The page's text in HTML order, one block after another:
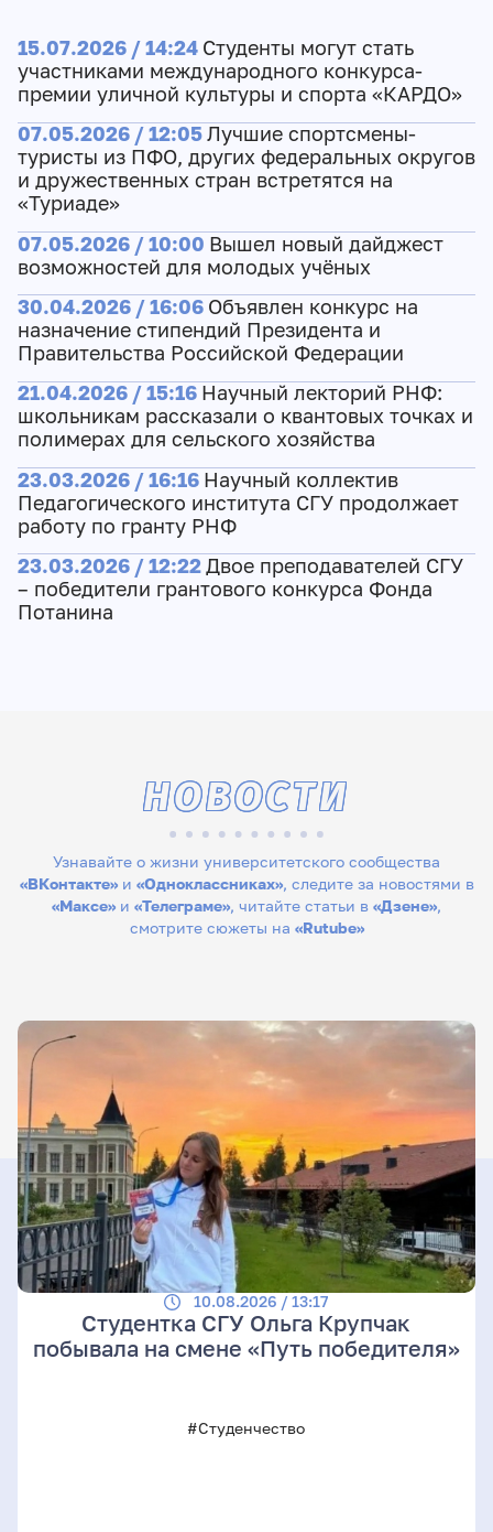
15.07.2026 / 14:24 Студенты могут стать
участниками международного конкурса-
премии уличной культуры и спорта «КАРДО»
07.05.2026 / 12:05Лучшие спортсмены-
туристы из ПФО, других федеральных округов
и дружественных стран встретятся на
«Туриаде»
07.05.2026 / 10:00 Вышел новый дайджест
возможностей для молодых учёных
30.04.2026 / 16:06 Объявлен конкурс на
назначение стипендий Президента и
Правительства Российской Федерации
21.04.2026 / 15:16 Научный лекторий РНФ:
школьникам рассказали о квантовых точках и
полимерах для сельского хозяйства
23.03.2026 / 16:16 Научный коллектив
Педагогического института СГУ продолжает
работу по гранту РНФ
23.03.2026 / 12:22Двое преподавателей СГУ
– победители грантового конкурса Фонда
Потанина
Узнавайте о жизни университетского сообщества
«ВКонтакте»и «Одноклассниках», следите за новостями в
«Максе» и «Телеграме», читайте статьи в «Дзене»,
смотрите сюжеты на «Rutube»
НОВОСТИ
10.08.2026 / 13:17
Студентка СГУ Ольга Крупчак
побывала на смене «Путь победителя»
#Студенчество